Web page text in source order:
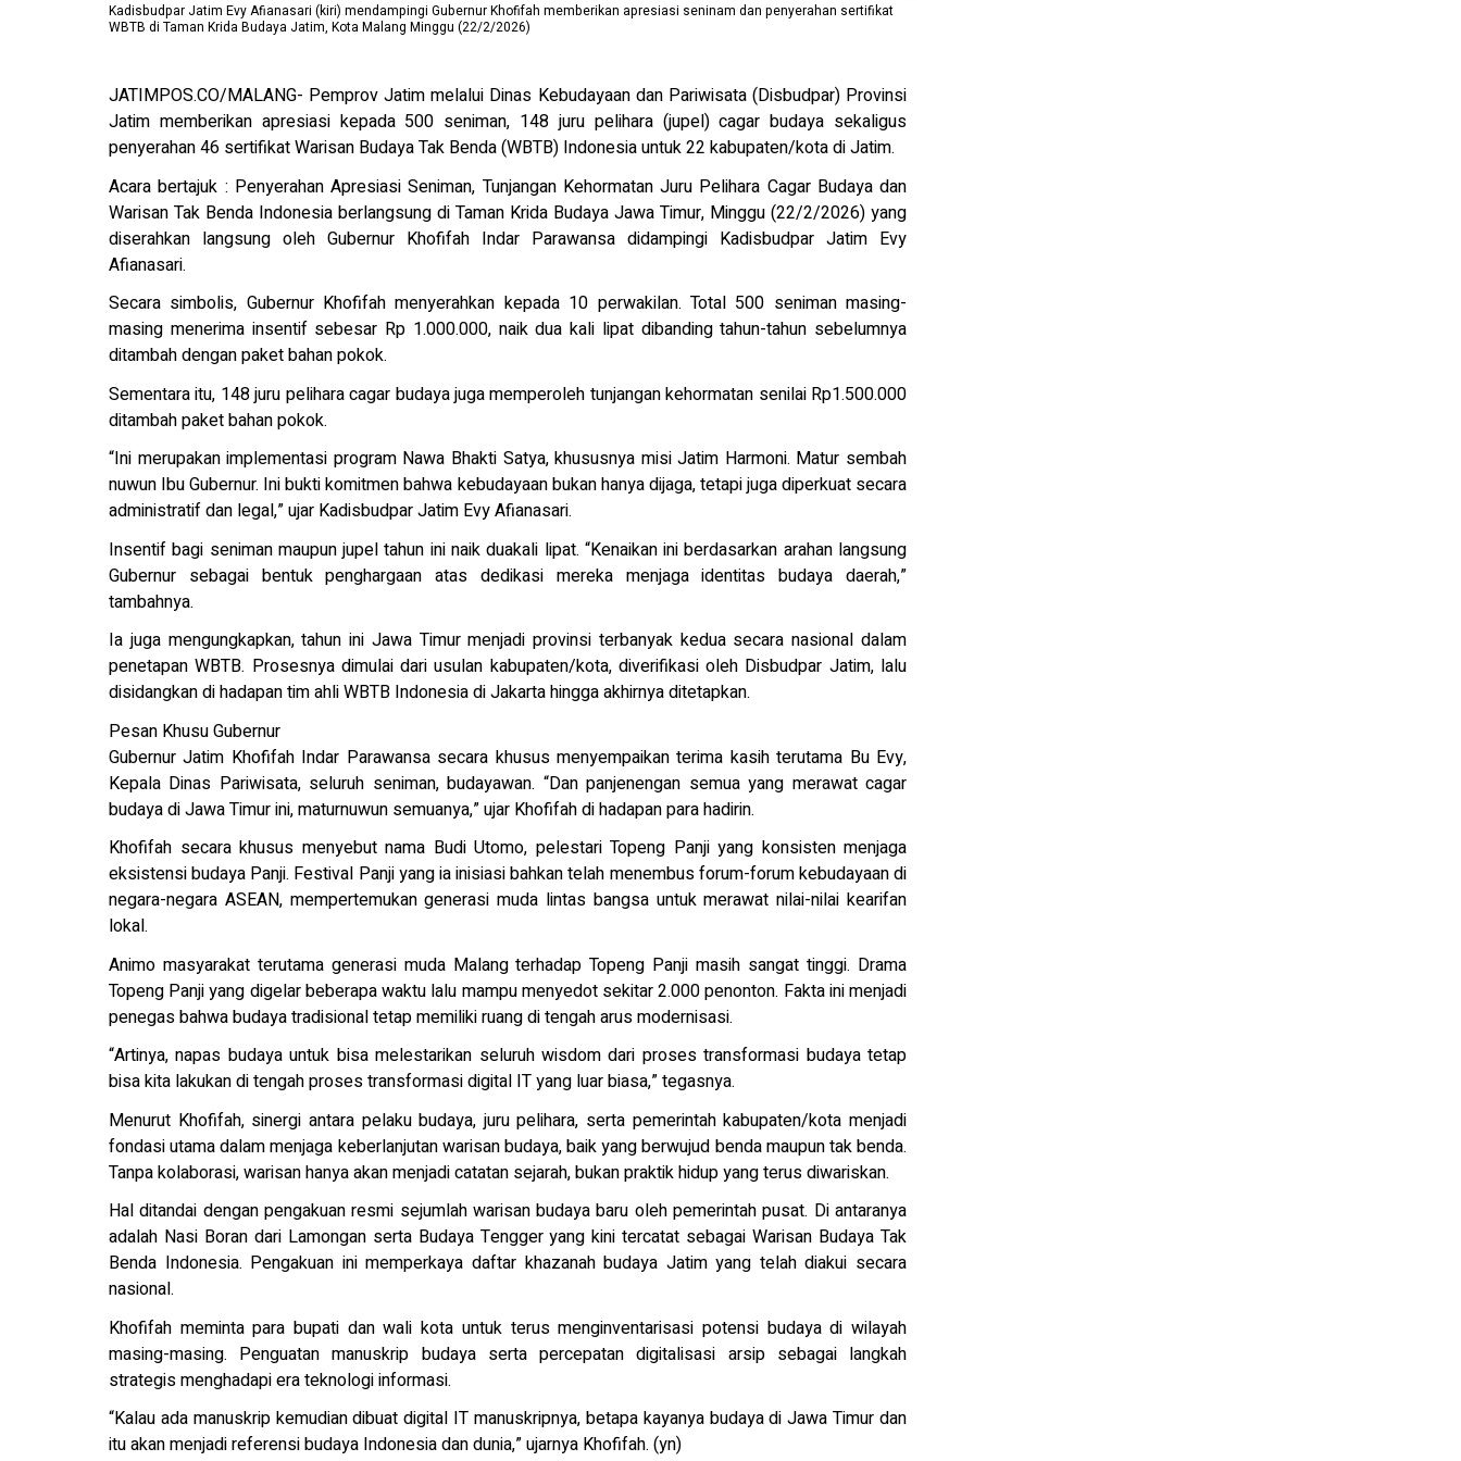
Kadisbudpar Jatim Evy Afianasari (kiri) mendampingi Gubernur Khofifah memberikan apresiasi seninam dan penyerahan sertifikat
WBTB di Taman Krida Budaya Jatim, Kota Malang Minggu (22/2/2026)
JATIMPOS.CO/MALANG- Pemprov Jatim melalui Dinas Kebudayaan dan Pariwisata (Disbudpar) Provinsi
Jatim memberikan apresiasi kepada 500 seniman, 148 juru pelihara (jupel) cagar budaya sekaligus
penyerahan 46 sertifikat Warisan Budaya Tak Benda (WBTB) Indonesia untuk 22 kabupaten/kota di Jatim.
Acara bertajuk : Penyerahan Apresiasi Seniman, Tunjangan Kehormatan Juru Pelihara Cagar Budaya dan
Warisan Tak Benda Indonesia berlangsung di Taman Krida Budaya Jawa Timur, Minggu (22/2/2026) yang
diserahkan langsung oleh Gubernur Khofifah Indar Parawansa didampingi Kadisbudpar Jatim Evy
Afianasari.
Secara simbolis, Gubernur Khofifah menyerahkan kepada 10 perwakilan. Total 500 seniman masing-
masing menerima insentif sebesar Rp 1.000.000, naik dua kali lipat dibanding tahun-tahun sebelumnya
ditambah dengan paket bahan pokok.
Sementara itu, 148 juru pelihara cagar budaya juga memperoleh tunjangan kehormatan senilai Rp1.500.000
ditambah paket bahan pokok.
“Ini merupakan implementasi program Nawa Bhakti Satya, khususnya misi Jatim Harmoni. Matur sembah
nuwun Ibu Gubernur. Ini bukti komitmen bahwa kebudayaan bukan hanya dijaga, tetapi juga diperkuat secara
administratif dan legal,” ujar Kadisbudpar Jatim Evy Afianasari.
Insentif bagi seniman maupun jupel tahun ini naik duakali lipat. “Kenaikan ini berdasarkan arahan langsung
Gubernur sebagai bentuk penghargaan atas dedikasi mereka menjaga identitas budaya daerah,”
tambahnya.
Ia juga mengungkapkan, tahun ini Jawa Timur menjadi provinsi terbanyak kedua secara nasional dalam
penetapan WBTB. Prosesnya dimulai dari usulan kabupaten/kota, diverifikasi oleh Disbudpar Jatim, lalu
disidangkan di hadapan tim ahli WBTB Indonesia di Jakarta hingga akhirnya ditetapkan.
Pesan Khusu Gubernur
Gubernur Jatim Khofifah Indar Parawansa secara khusus menyempaikan terima kasih terutama Bu Evy,
Kepala Dinas Pariwisata, seluruh seniman, budayawan. “Dan panjenengan semua yang merawat cagar
budaya di Jawa Timur ini, maturnuwun semuanya,” ujar Khofifah di hadapan para hadirin.
Khofifah secara khusus menyebut nama Budi Utomo, pelestari Topeng Panji yang konsisten menjaga
eksistensi budaya Panji. Festival Panji yang ia inisiasi bahkan telah menembus forum-forum kebudayaan di
negara-negara ASEAN, mempertemukan generasi muda lintas bangsa untuk merawat nilai-nilai kearifan
lokal.
Animo masyarakat terutama generasi muda Malang terhadap Topeng Panji masih sangat tinggi. Drama
Topeng Panji yang digelar beberapa waktu lalu mampu menyedot sekitar 2.000 penonton. Fakta ini menjadi
penegas bahwa budaya tradisional tetap memiliki ruang di tengah arus modernisasi.
“Artinya, napas budaya untuk bisa melestarikan seluruh wisdom dari proses transformasi budaya tetap
bisa kita lakukan di tengah proses transformasi digital IT yang luar biasa,” tegasnya.
Menurut Khofifah, sinergi antara pelaku budaya, juru pelihara, serta pemerintah kabupaten/kota menjadi
fondasi utama dalam menjaga keberlanjutan warisan budaya, baik yang berwujud benda maupun tak benda.
Tanpa kolaborasi, warisan hanya akan menjadi catatan sejarah, bukan praktik hidup yang terus diwariskan.
Hal ditandai dengan pengakuan resmi sejumlah warisan budaya baru oleh pemerintah pusat. Di antaranya
adalah Nasi Boran dari Lamongan serta Budaya Tengger yang kini tercatat sebagai Warisan Budaya Tak
Benda Indonesia. Pengakuan ini memperkaya daftar khazanah budaya Jatim yang telah diakui secara
nasional.
Khofifah meminta para bupati dan wali kota untuk terus menginventarisasi potensi budaya di wilayah
masing-masing. Penguatan manuskrip budaya serta percepatan digitalisasi arsip sebagai langkah
strategis menghadapi era teknologi informasi.
“Kalau ada manuskrip kemudian dibuat digital IT manuskripnya, betapa kayanya budaya di Jawa Timur dan
itu akan menjadi referensi budaya Indonesia dan dunia,” ujarnya Khofifah. (yn)